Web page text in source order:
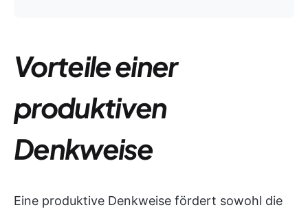
Vorteile einer
produktiven
Denkweise
Eine produktive Denkweise fördert sowohl die